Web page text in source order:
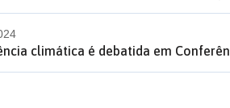
climática é debatida em